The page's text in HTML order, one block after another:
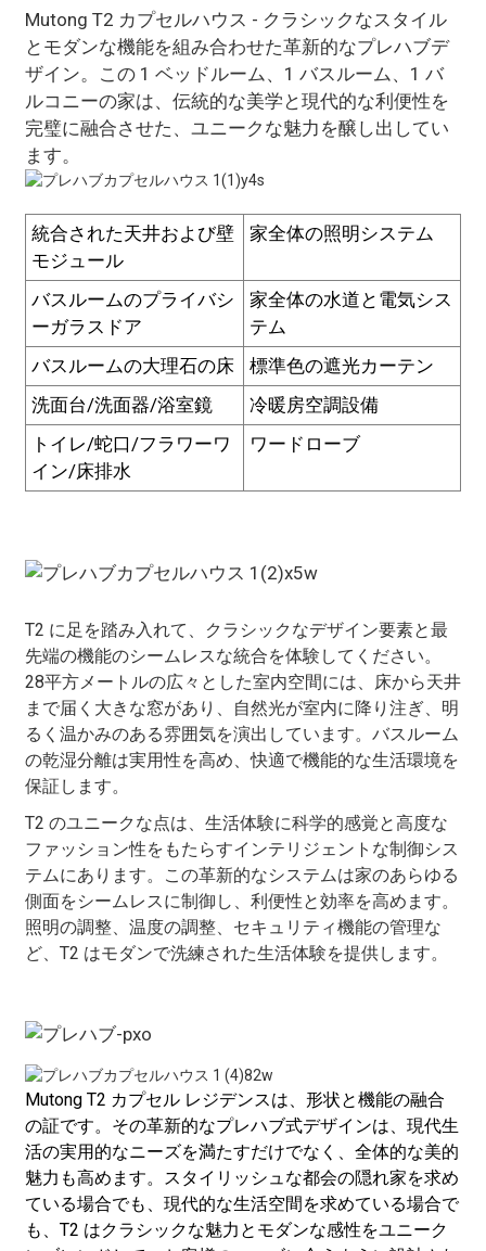
Mutong T2 カプセルハウス - クラシックなスタイル
とモダンな機能を組み合わせた革新的なプレハブデ
ザイン。この 1 ベッドルーム、1 バスルーム、1 バ
ルコニーの家は、伝統的な美学と現代的な利便性を
完璧に融合させた、ユニークな魅力を醸し出してい
ます。
統合された天井および壁
モジュール
家全体の照明システム
バスルームのプライバシ
ーガラスドア
家全体の水道と電気シス
テム
バスルームの大理石の床
標準色の遮光カーテン
洗面台/洗面器/浴室鏡
冷暖房空調設備
トイレ/蛇口/フラワーワ
イン/床排水
ワードローブ
T2 に足を踏み入れて、クラシックなデザイン要素と最
先端の機能のシームレスな統合を体験してください。
28平方メートルの広々とした室内空間には、床から天井
まで届く大きな窓があり、自然光が室内に降り注ぎ、明
るく温かみのある雰囲気を演出しています。バスルーム
の乾湿分離は実用性を高め、快適で機能的な生活環境を
保証します。
T2 のユニークな点は、生活体験に科学的感覚と高度な
ファッション性をもたらすインテリジェントな制御シス
テムにあります。この革新的なシステムは家のあらゆる
側面をシームレスに制御し、利便性と効率を高めます。
照明の調整、温度の調整、セキュリティ機能の管理な
ど、T2 はモダンで洗練された生活体験を提供します。
Mutong T2 カプセル レジデンスは、形状と機能の融合
の証です。その革新的なプレハブ式デザインは、現代生
活の実用的なニーズを満たすだけでなく、全体的な美的
魅力も高めます。スタイリッシュな都会の隠れ家を求め
ている場合でも、現代的な生活空間を求めている場合で
も、T2 はクラシックな魅力とモダンな感性をユニーク